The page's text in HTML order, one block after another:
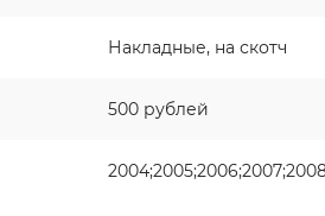
Накладные, на скотч
500 рублей